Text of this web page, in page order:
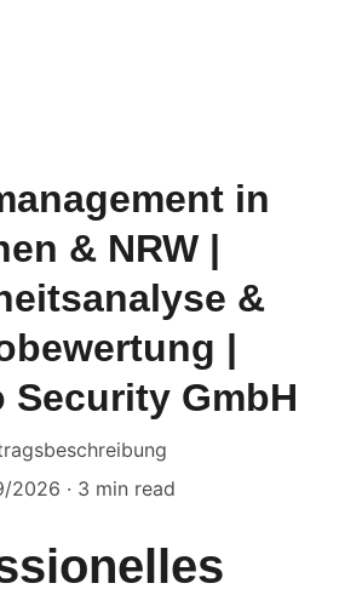
in
& NRW |
&
|
Security GmbH
2026
3 min read